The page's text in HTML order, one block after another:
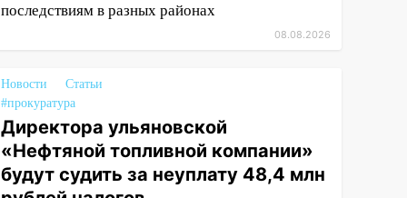
последствиям в разных районах
08.08.2026
Новости
Статьи
#прокуратура
Директора ульяновской
«Нефтяной топливной компании»
будут судить за неуплату 48,4 млн